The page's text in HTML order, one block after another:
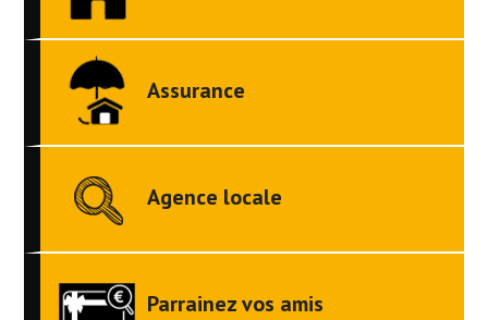
Assurance
Agence locale
Parrainez vos amis